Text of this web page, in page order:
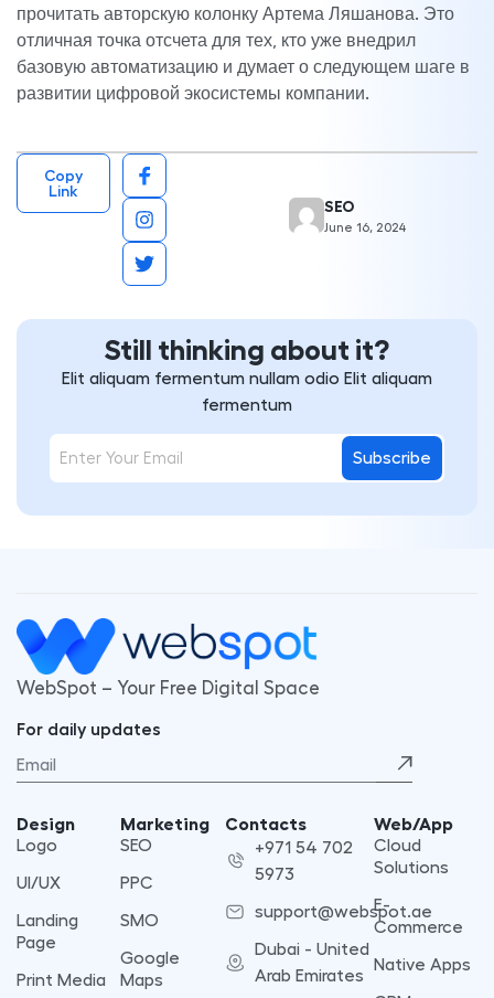
прочитать авторскую колонку Артема Ляшанова. Это
отличная точка отсчета для тех, кто уже внедрил
базовую автоматизацию и думает о следующем шаге в
развитии цифровой экосистемы компании.
SEO
June 16, 2024
Copy
Link
Still thinking about it?
Elit aliquam fermentum nullam odio Elit aliquam
fermentum
Subscribe
WebSpot – Your Free Digital Space
For daily updates
Design
Logo
UI/UX
Landing
Page
Print Media
Marketing
SEO
PPC
SMO
Google
Maps
Web/App
Cloud
Solutions
E-
Commerce
Native Apps
Contacts
+971 54 702
5973
support@webspot.ae
Dubai - United
Arab Emirates